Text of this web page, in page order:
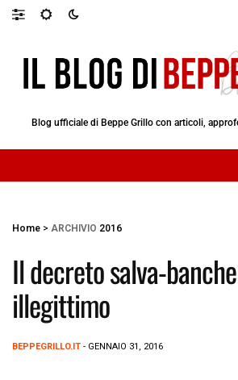
Blog ufficiale di Beppe Grillo con articoli,
Home > ARCHIVIO 2016
Il decreto salva-
illegittimo
BEPPEGRILLO.IT - GENNAIO 31, 2016